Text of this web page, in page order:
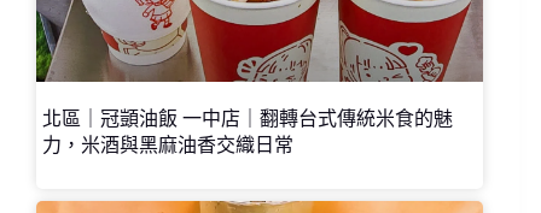
北區｜冠顗油飯 一中店｜翻轉台式傳統米食的魅
力，米酒與黑麻油香交織日常